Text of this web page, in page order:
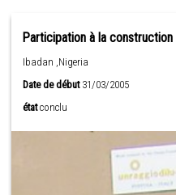
Participation à la construction
Ibadan ,Nigeria
Date de début31/03/2005
état conclu